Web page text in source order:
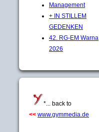
Management
+ IN STILLEM
GEDENKEN
42. RG-EM Warna
2026
*... back to
<< www.gymmedia.de